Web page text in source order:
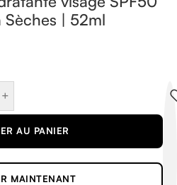
Sèches | 52ml
+
AU PANIER
MAINTENANT